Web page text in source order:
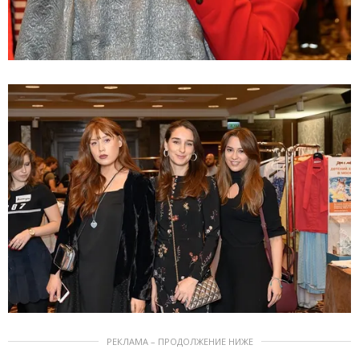
РЕКЛАМА – ПРОДОЛЖЕНИЕ НИЖЕ